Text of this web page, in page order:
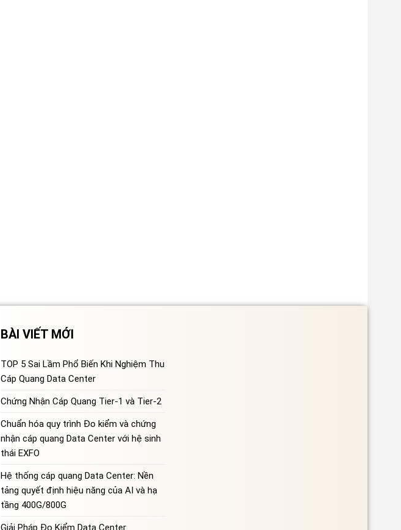
BÀI VIẾT MỚI
TOP 5 Sai Lầm Phổ Biến Khi Nghiệm Thu
Cáp Quang Data Center
Chứng Nhận Cáp Quang Tier-1 và Tier-2
Chuẩn hóa quy trình Đo kiểm và chứng
nhận cáp quang Data Center với hệ sinh
thái EXFO
Hệ thống cáp quang Data Center: Nền
tảng quyết định hiệu năng của AI và hạ
tầng 400G/800G
Giải Pháp Đo Kiểm Data Center